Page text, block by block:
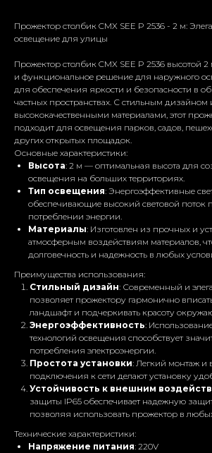
Прожектор столбик CMX SEE P 2536 - 2 м:
освещение для улицы
Прожектор столбик CMX SEE P 2536 высотой
и функциональное решение для наружного
для обеспечения яркости и безопасности в
частных пространствах. С стильным дизайном
высококачественными материалами, этот
подходит для освещения парков, садов,
других открытых площадок.
Основные характеристики:
Высота: 2 м — оптимальная высота для
освещения на больших территориях.
Тип освещения: Энергоэффективные
обеспечивающие высокий световой
потреблении энергии.
Материалы: Изготовлен из прочных и
атмосферным воздействиям материалов,
долговечность и надежность в любых
Преимущества использования:
Стильный дизайн: Современный и
позволяет прожектору гармонично
ландшафт и подчеркивать красоту
Энергоэффективность:
технологий освещения способствует
потребления электроэнергии.
Простота установки: Легкий монтаж и
подключения к сети делают установку
Устойчивость к внешним
защиты IP65 обеспечивает надежную
позволяя использовать прожектор в
Технические характеристики:
Напряжение питания: 220V